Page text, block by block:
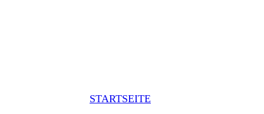
STARTSEITE